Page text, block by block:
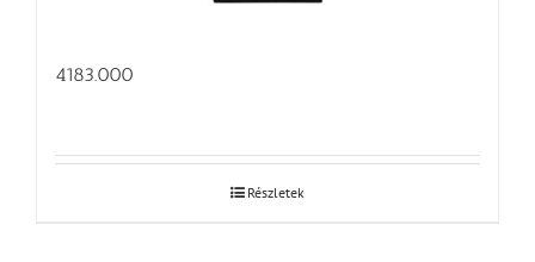
4183.000
Részletek